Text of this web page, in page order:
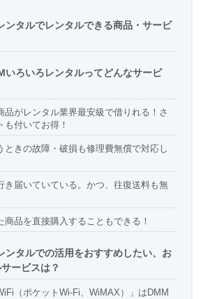
ンタルでレンタルできる商品・サービ
いろいろレンタルってどんなサービ
品がレンタル業界最安級で借りれる！さ
も付いてお得！
ときの故障・破損も修理費無償で対応し
き届いていている。かつ、往復送料も無
商品を直接購入することもできる！
ンタルでの活用をおすすめしたい、お
ービスは？
（ポケットWi-Fi、WiMAX）」はDMM